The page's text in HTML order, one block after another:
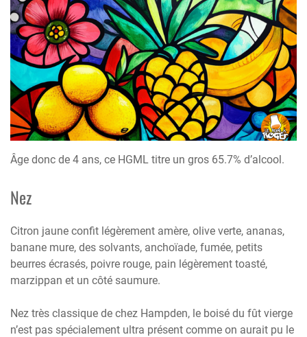
Âge donc de 4 ans, ce HGML titre un gros 65.7% d’alcool.
Nez
Citron jaune confit légèrement amère, olive verte, ananas,
banane mure, des solvants, anchoïade, fumée, petits
beurres écrasés, poivre rouge, pain légèrement toasté,
marzippan et un côté saumure.
Nez très classique de chez Hampden, le boisé du fût vierge
n’est pas spécialement ultra présent comme on aurait pu le